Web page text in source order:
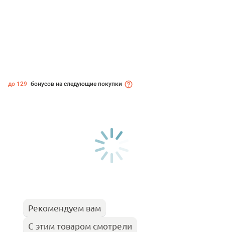
до 129 бонусов на следующие покупки
Рекомендуем вам
С этим товаром смотрели